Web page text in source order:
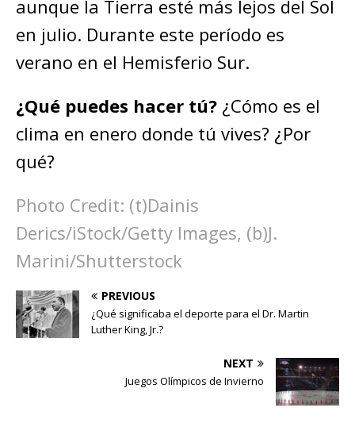
aunque la Tierra esté más lejos del Sol
en julio. Durante este período es
verano en el Hemisferio Sur.
¿Qué puedes hacer tú? ¿Cómo es el
clima en enero donde tú vives? ¿Por
qué?
Photo Credit: (t)Dainis
Derics/iStock/Getty Images, (b)J.
Marini/Shutterstock
PREVIOUS
¿Qué significaba el deporte para el Dr. Martin
Luther King, Jr.?
NEXT
Juegos Olímpicos de Invierno